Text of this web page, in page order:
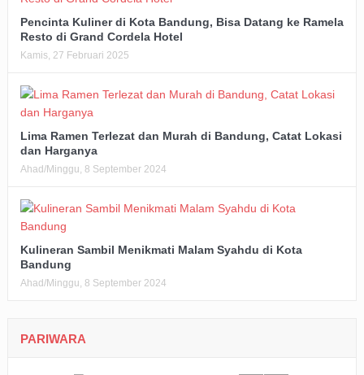
Pencinta Kuliner di Kota Bandung, Bisa Datang ke Ramela
Resto di Grand Cordela Hotel
Kamis, 27 Februari 2025
Lima Ramen Terlezat dan Murah di Bandung, Catat Lokasi
dan Harganya
Ahad/Minggu, 8 September 2024
Kulineran Sambil Menikmati Malam Syahdu di Kota
Bandung
Ahad/Minggu, 8 September 2024
PARIWARA